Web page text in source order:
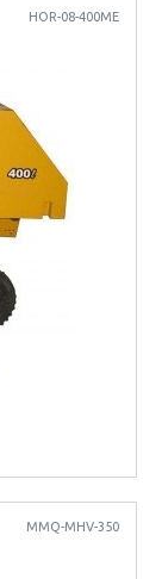
HOR-08-400ME
MMQ-MHV-350